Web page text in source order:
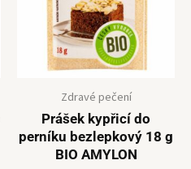
Zdravé pečení
Prášek kypřicí do
perníku bezlepkový 18 g
BIO AMYLON